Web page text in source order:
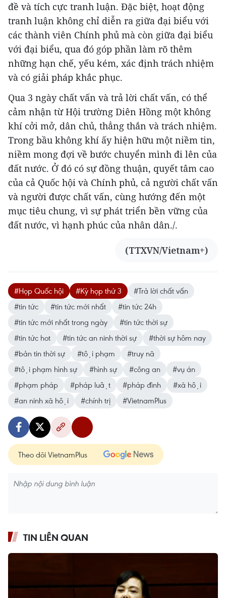
đề và tích cực tranh luận. Đặc biệt, hoạt động
tranh luận không chỉ diễn ra giữa đại biểu với
các thành viên Chính phủ mà còn giữa đại biểu
với đại biểu, qua đó góp phần làm rõ thêm
những hạn chế, yếu kém, xác định trách nhiệm
và có giải pháp khắc phục.
Qua 3 ngày chất vấn và trả lời chất vấn, có thể
cảm nhận từ Hội trường Diên Hồng một không
khí cởi mở, dân chủ, thẳng thắn và trách nhiệm.
Trong bầu không khí ấy hiện hữu một niềm tin,
niềm mong đợi về bước chuyển mình đi lên của
đất nước. Ở đó có sự đồng thuận, quyết tâm cao
của cả Quốc hội và Chính phủ, cả người chất vấn
và người được chất vấn, cùng hướng đến một
mục tiêu chung, vì sự phát triển bền vững của
đất nước, vì hạnh phúc của nhân dân./.
(TTXVN/Vietnam+)
#Họp Quốc hội #Kỳ họp thứ 3
#Trả lời chất vấn
#tin tức
#tin tức mới nhất
#tin tức 24h
#tin tức mới nhất trong ngày
#tin tức thời sự
#tin tức hot
#tin tức an ninh thời sự
#thời sự hôm nay
#bản tin thời sự
#tội phạm
#truy nã
#tội phạm hình sự
#hình sự #công an
#vụ án
#phạm pháp
#pháp luật #pháp đình
#xã hội
#an ninh xã hội
#chính trị #VietnamPlus
Theo dõi VietnamPlus
TIN LIÊN QUAN